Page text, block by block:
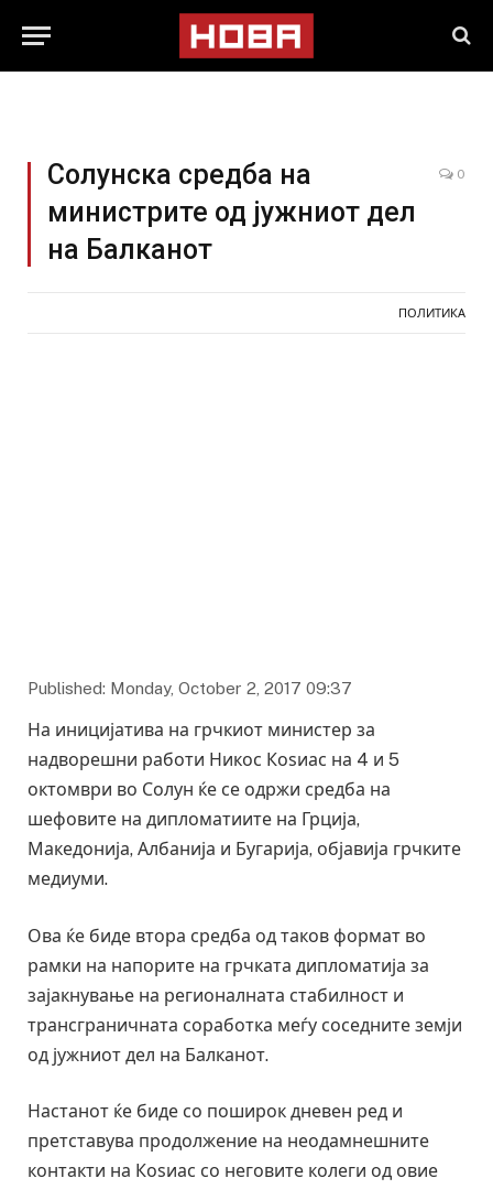
Солунска средба на
министрите од јужниот дел
на Балканот
0
ПОЛИТИКА
Published: Monday, October 2, 2017 09:37
На иницијатива на грчкиот министер за
надворешни работи Никос Коѕиас на 4 и 5
октомври во Солун ќе се одржи средба на
шефовите на дипломатиите на Грција,
Македонија, Албанија и Бугарија, објавија грчките
медиуми.
Ова ќе биде втора средба од таков формат во
рамки на напорите на грчката дипломатија за
зајакнување на регионалната стабилност и
трансграничната соработка меѓу соседните земји
од јужниот дел на Балканот.
Настанот ќе биде со поширок дневен ред и
претставува продолжение на неодамнешните
контакти на Коѕиас со неговите колеги од овие